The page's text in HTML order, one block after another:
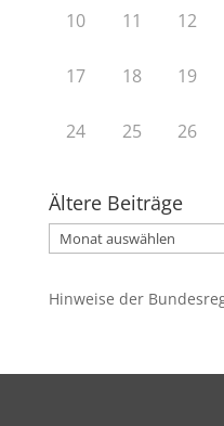
10 11 12
17 18 19
24 25 26
Ältere Beiträge
Ältere
Beiträge
Hinweise der